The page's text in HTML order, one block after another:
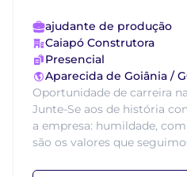
ajudante de produção
Caiapó Construtora
Presencial
Aparecida de Goiânia /
Oportunidade de carreira
Junte-Se aos de história
a empresa: humildade,
são os valores que